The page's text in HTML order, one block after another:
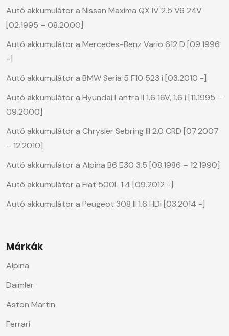
Autó akkumulátor a Nissan Maxima QX IV 2.5 V6 24V
[02.1995 – 08.2000]
Autó akkumulátor a Mercedes-Benz Vario 612 D [09.1996
-]
Autó akkumulátor a BMW Seria 5 F10 523 i [03.2010 -]
Autó akkumulátor a Hyundai Lantra II 1.6 16V, 1.6 i [11.1995 –
09.2000]
Autó akkumulátor a Chrysler Sebring III 2.0 CRD [07.2007
– 12.2010]
Autó akkumulátor a Alpina B6 E30 3.5 [08.1986 – 12.1990]
Autó akkumulátor a Fiat 500L 1.4 [09.2012 -]
Autó akkumulátor a Peugeot 308 II 1.6 HDi [03.2014 -]
Márkák
Alpina
Daimler
Aston Martin
Ferrari